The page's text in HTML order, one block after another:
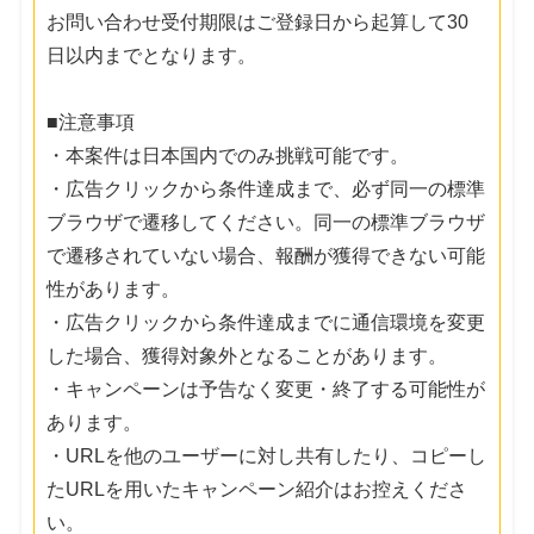
お問い合わせ受付期限はご登録日から起算して30
日以内までとなります。
■注意事項
・本案件は日本国内でのみ挑戦可能です。
・広告クリックから条件達成まで、必ず同一の標準
ブラウザで遷移してください。同一の標準ブラウザ
で遷移されていない場合、報酬が獲得できない可能
性があります。
・広告クリックから条件達成までに通信環境を変更
した場合、獲得対象外となることがあります。
・キャンペーンは予告なく変更・終了する可能性が
あります。
・URLを他のユーザーに対し共有したり、コピーし
たURLを用いたキャンペーン紹介はお控えくださ
い。